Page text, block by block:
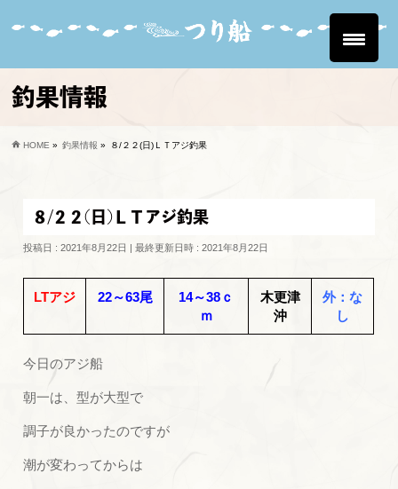
釣果情報
HOME » 釣果情報 » ８/２２(日)ＬＴアジ釣果
８/２２(日)ＬＴアジ釣果
投稿日 : 2021年8月22日 最終更新日時 : 2021年8月22日
LTアジ 22～63尾
14～38ｃ
ｍ
木更津
沖
外：な
し
今日のアジ船
朝一は、型が大型で
調子が良かったのですが
潮が変わってからは